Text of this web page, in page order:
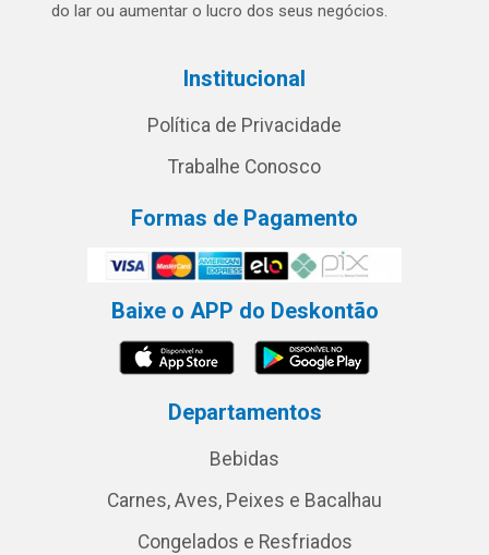
do lar ou aumentar o lucro dos seus negócios.
Institucional
Política de Privacidade
Trabalhe Conosco
Formas de Pagamento
Baixe o APP do Deskontão
Departamentos
Bebidas
Carnes, Aves, Peixes e Bacalhau
Congelados e Resfriados